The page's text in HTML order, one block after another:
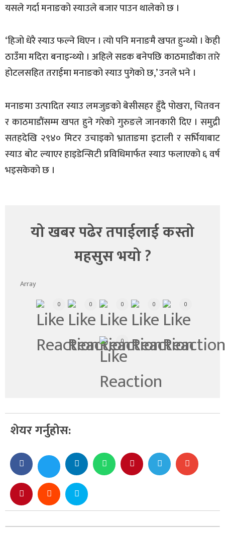
यसले गर्दा मनाङको स्याउले बजार पाउन थालेको छ ।
‘हिजो धेरै स्याउ फल्ने थिएन । त्याे पनि मनाङमै खपत हुन्थ्यो । केही
ठाउँमा मदिरा बनाइन्थ्यो । अहिले सडक बनेपछि काठमाडौंका तारे
होटलसहित तराईमा मनाङको स्याउ पुगेको छ,’ उनले भने ।
मनाङमा उत्पादित स्याउ लमजुङको बेसीसहर हुँदै पोखरा, चितवन
र काठमाडाैंसम्म खपत हुने गरेको गुरुङले जानकारी दिए । समुद्री
सतहदेखि २९४० मिटर उचाइको भ्राताङमा इटाली र सर्भियाबाट
स्याउ बोट ल्याएर हाइडेन्सिटी प्रविधिमार्फत स्याउ फलाएको ६ वर्ष
भइसकेको छ ।
यो खबर पढेर तपाईलाई कस्तो
महसुस भयो ?
Array
0 0 0 0 0
0
शेयर गर्नुहोस: